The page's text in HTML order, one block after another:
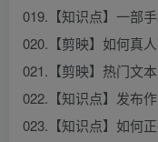
019.【知识点】一部
020.【剪映】如何真
021.【剪映】热门文
022.【知识点】发布
023.【知识点】如何